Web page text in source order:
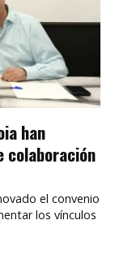
han
colaboración
el convenio
los vínculos